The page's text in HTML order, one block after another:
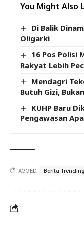
You Might Also
Di Balik
Oligarki
16 Pos Polisi
Rakyat Lebih
Mendagri
Butuh Gizi,
KUHP Baru
Pengawasan
TAGGED: Berita Trending